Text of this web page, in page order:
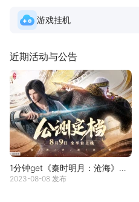
游戏挂机
近期活动与公告
1分钟get《秦时明月：沧海》手
游超全福利
2023-08-08 发布